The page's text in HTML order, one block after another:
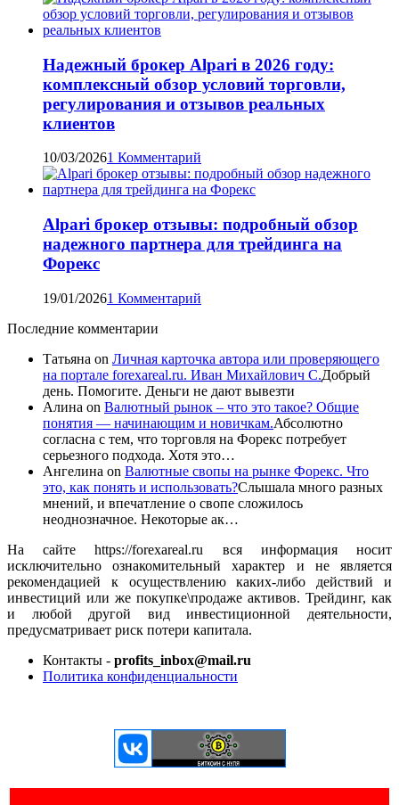
Надежный брокер Alpari в 2026 году:
комплексный обзор условий торговли,
регулирования и отзывов реальных
клиентов
10/03/20261 Комментарий
Alpari брокер отзывы: подробный обзор
надежного партнера для трейдинга на
Форекс
19/01/20261 Комментарий
Последние комментарии
Татьяна on Личная карточка автора или проверяющего
на портале forexareal.ru. Иван Михайлович С.Добрый
день. Помогите. Деньги не дают вывезти
Алина on Валютный рынок – что это такое? Общие
понятия — начинающим и новичкам.Абсолютно
согласна с тем, что торговля на Форекс потребует
серьезного подхода. Хотя это…
Ангелина on Валютные свопы на рынке Форекс. Что
это, как понять и использовать?Слышала много разных
мнений, и впечатление о свопе сложилось
неоднозначное. Некоторые ак…
На сайте https://forexareal.ru вся информация носит
исключительно ознакомительный характер и не является
рекомендацией к осуществлению каких-либо действий и
инвестиций или же покупке\продаже активов. Трейдинг, как
и любой другой вид инвестиционной деятельности,
предусматривает риск потери капитала.
Контакты - profits_inbox@mail.ru
Политика конфиденциальности